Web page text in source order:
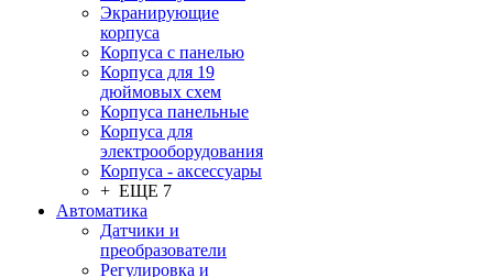
Экранирующие
корпуса
Корпуса с панелью
Корпуса для 19
дюймовых схем
Корпуса панельные
Корпуса для
электрооборудования
Корпуса - аксессуары
+ ЕЩЕ 7
Автоматика
Датчики и
преобразователи
Регулировка и